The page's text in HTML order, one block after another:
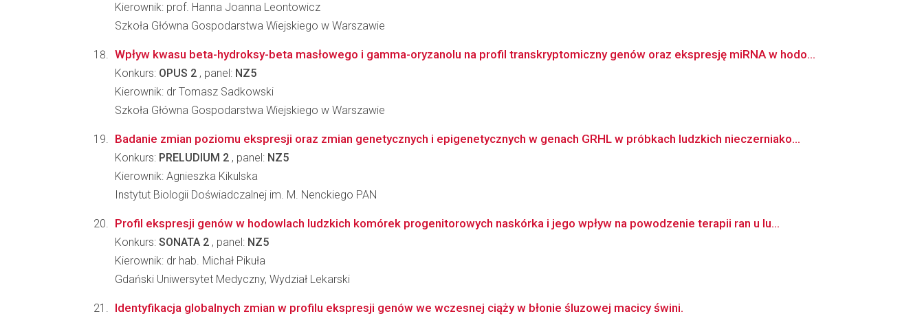
Kierownik: prof. Hanna Joanna Leontowicz
Szkoła Główna Gospodarstwa Wiejskiego w Warszawie
Wpływ kwasu beta-hydroksy-beta masłowego i gamma-oryzanolu na profil transkryptomiczny genów oraz ekspresję miRNA w hodo...
Konkurs: OPUS 2 , panel: NZ5
Kierownik: dr Tomasz Sadkowski
Szkoła Główna Gospodarstwa Wiejskiego w Warszawie
Badanie zmian poziomu ekspresji oraz zmian genetycznych i epigenetycznych w genach GRHL w próbkach ludzkich nieczerniako...
Konkurs: PRELUDIUM 2 , panel: NZ5
Kierownik: Agnieszka Kikulska
Instytut Biologii Doświadczalnej im. M. Nenckiego PAN
Profil ekspresji genów w hodowlach ludzkich komórek progenitorowych naskórka i jego wpływ na powodzenie terapii ran u lu...
Konkurs: SONATA 2 , panel: NZ5
Kierownik: dr hab. Michał Pikuła
Gdański Uniwersytet Medyczny, Wydział Lekarski
Identyfikacja globalnych zmian w profilu ekspresji genów we wczesnej ciąży w błonie śluzowej macicy świni.